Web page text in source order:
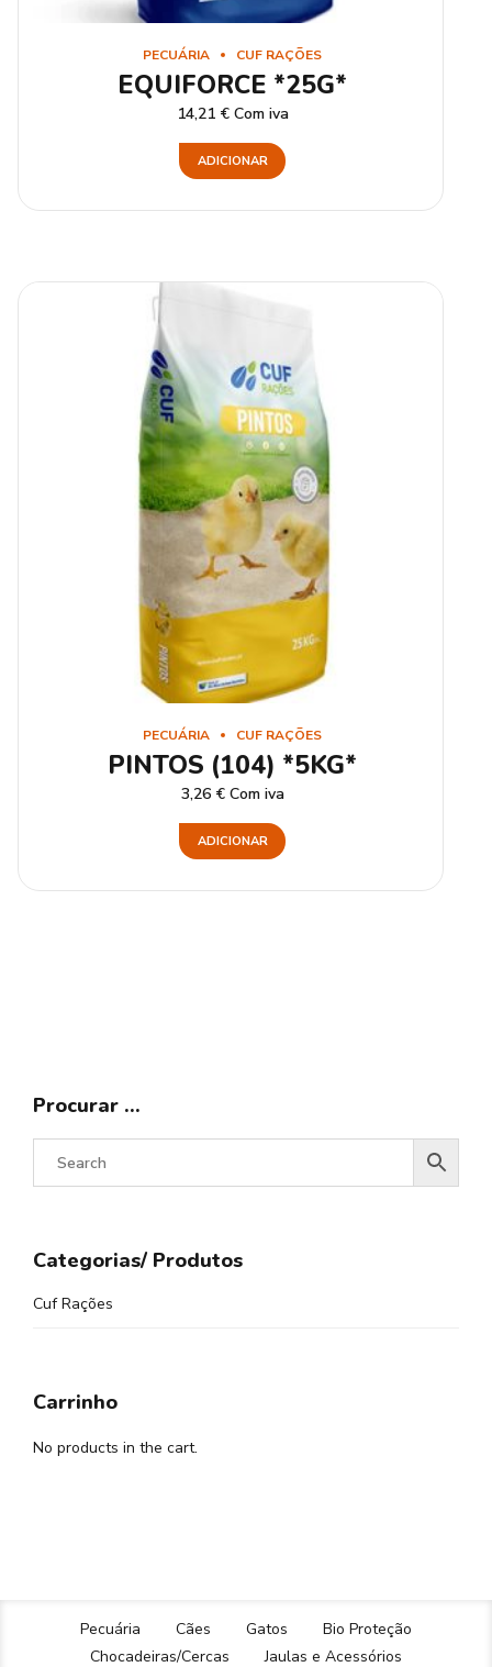
PECUÁRIA CUF RAÇÕES
EQUIFORCE *25G*
14,21 € Com iva
ADICIONAR
PECUÁRIA CUF RAÇÕES
PINTOS (104) *5KG*
3,26 € Com iva
ADICIONAR
Procurar …
Categorias/ Produtos
Cuf Rações
Carrinho
No products in the cart.
Pecuária Cães Gatos
Bio Proteção
Chocadeiras/Cercas
Jaulas e Acessórios